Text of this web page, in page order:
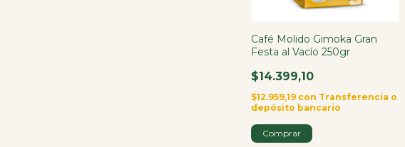
Café Molido Gimoka Gran
Festa al Vacío 250gr
$14.399,10
$12.959,19 con Transferencia o
depósito bancario